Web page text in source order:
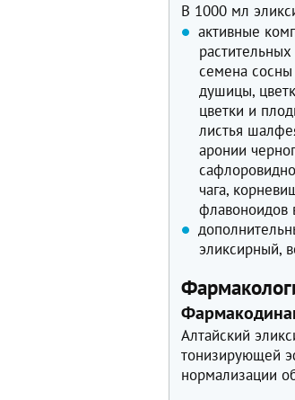
В 1000 мл
активные
семена
душицы,
цветки и
листья
аронии
чага,
флавоноидов
эликсирный,
Алтайский
тонизирующей
нормализации